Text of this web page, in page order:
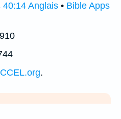
40:14 Anglais • Bible Apps
CCEL.org.